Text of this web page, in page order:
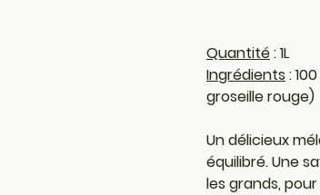
Quantité : 1L
Ingrédients :
groseille rouge)
Un délicieux
équilibré. Une
les grands,